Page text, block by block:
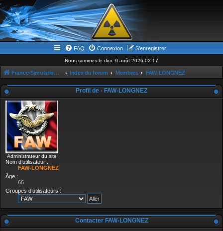
FAQ Connexion S’enregistrer
Nous sommes le dim. 9 août 2026 02:17
France-Simulation / Simulation-france-magazine.com Index du forum Membres FAW-LONGNEZ
Profil de - FAW-LONGNEZ
Administrateur du site
Nom d’utilisateur :
FAW-LONGNEZ
Âge :
66
Groupes d’utilisateurs :
Contacter FAW-LONGNEZ